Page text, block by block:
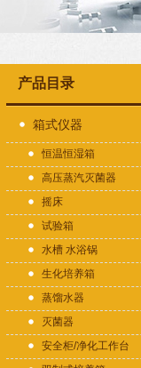
产品目录
箱式仪器
恒温恒湿箱
高压蒸汽灭菌器
摇床
试验箱
水槽 水浴锅
生化培养箱
蒸馏水器
灭菌器
安全柜/净化工作台